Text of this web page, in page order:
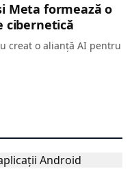
Meta formează o
cibernetică
creat o alianță AI pentru